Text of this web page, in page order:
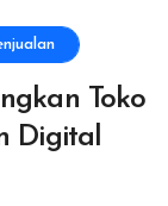
Toko
Digital